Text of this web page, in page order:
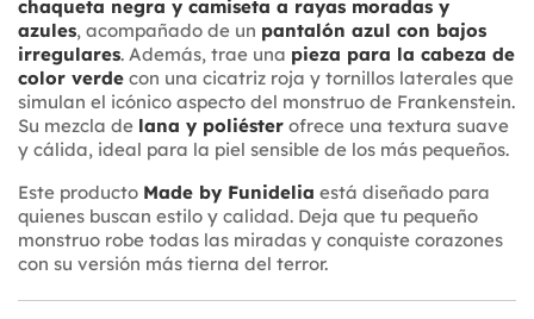
chaqueta negra y camiseta a rayas moradas y
azules, acompañado de un pantalón azul con bajos
irregulares. Además, trae una pieza para la cabeza de
color verde con una cicatriz roja y tornillos laterales que
simulan el icónico aspecto del monstruo de Frankenstein.
Su mezcla de lana y poliéster ofrece una textura suave
y cálida, ideal para la piel sensible de los más pequeños.
Este producto Made by Funidelia está diseñado para
quienes buscan estilo y calidad. Deja que tu pequeño
monstruo robe todas las miradas y conquiste corazones
con su versión más tierna del terror.